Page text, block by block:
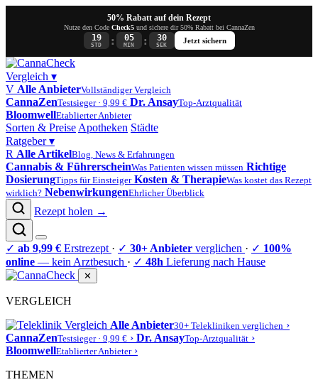
50% Rabatt auf dein Rezept
Nutze den Code Check5und sichere dir 50% Rabatt bei CannaZen
19
STD : 05
MIN : 29
SEK
Jetzt sichern
Vergleich ▾
V Alle AnbieterVollständiger Vergleich
CannaZenTestsieger · 9,99 € Dr. AnsayTop-Arztqualität
BloomwellEtablierter Anbieter
Sorten & Preise Apotheken Städte
Ratgeber▾
R Alle ArtikelBlog, News & Erfahrungen
Cannabis & FührerscheinWas Patienten wissen müssen Richtige
DosierungTipps für Einsteiger Kosten & TherapieWas kostet das Rezept
wirklich? NebenwirkungenEhrlicher Überblick
Rezept holen →
✓ ab 9,99 € Erstrezept · ✓ 30+ Anbieter verglichen · ✓ 100%
online — kein Arztbesuch · ✓ 48h Lieferung nach Hause
✕
VERGLEICH
Alle Anbieter30+ Telekliniken verglichen ›
CannaZenTestsieger · 9,99 € › Dr. AnsayTop-Arztqualität ›
BloomwellEtablierter Anbieter ›
THEMEN